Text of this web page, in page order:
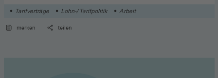
Tarifverträge Lohn-/ Tarifpolitik Arbeit
merken teilen